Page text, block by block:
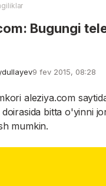
Bugungi
9 fev 2015, 08:28
aleziya.com
bitta o'yinni
mumkin.